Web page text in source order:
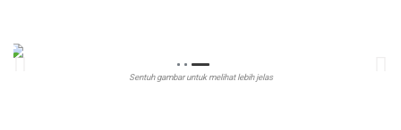
Sentuh gambar untuk melihat lebih jelas